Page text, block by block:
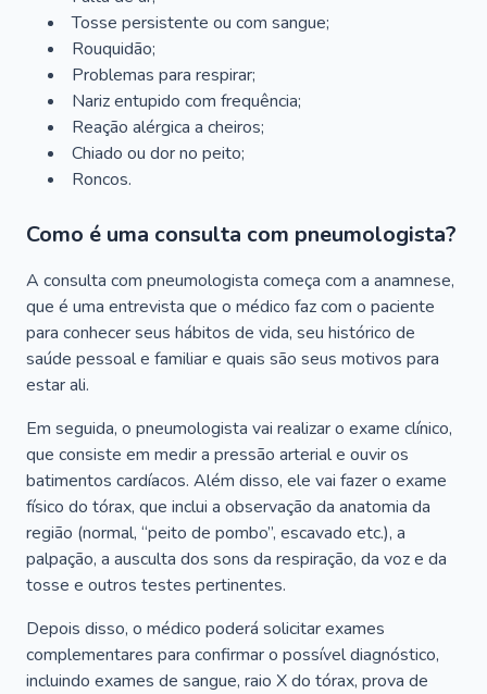
Tosse persistente ou com sangue;
Rouquidão;
Problemas para respirar;
Nariz entupido com frequência;
Reação alérgica a cheiros;
Chiado ou dor no peito;
Roncos.
Como é uma consulta com pneumologista?
A consulta com pneumologista começa com a anamnese,
que é uma entrevista que o médico faz com o paciente
para conhecer seus hábitos de vida, seu histórico de
saúde pessoal e familiar e quais são seus motivos para
estar ali.
Em seguida, o pneumologista vai realizar o exame clínico,
que consiste em medir a pressão arterial e ouvir os
batimentos cardíacos. Além disso, ele vai fazer o exame
físico do tórax, que inclui a observação da anatomia da
região (normal, “peito de pombo”, escavado etc.), a
palpação, a ausculta dos sons da respiração, da voz e da
tosse e outros testes pertinentes.
Depois disso, o médico poderá solicitar exames
complementares para confirmar o possível diagnóstico,
incluindo exames de sangue, raio X do tórax, prova de